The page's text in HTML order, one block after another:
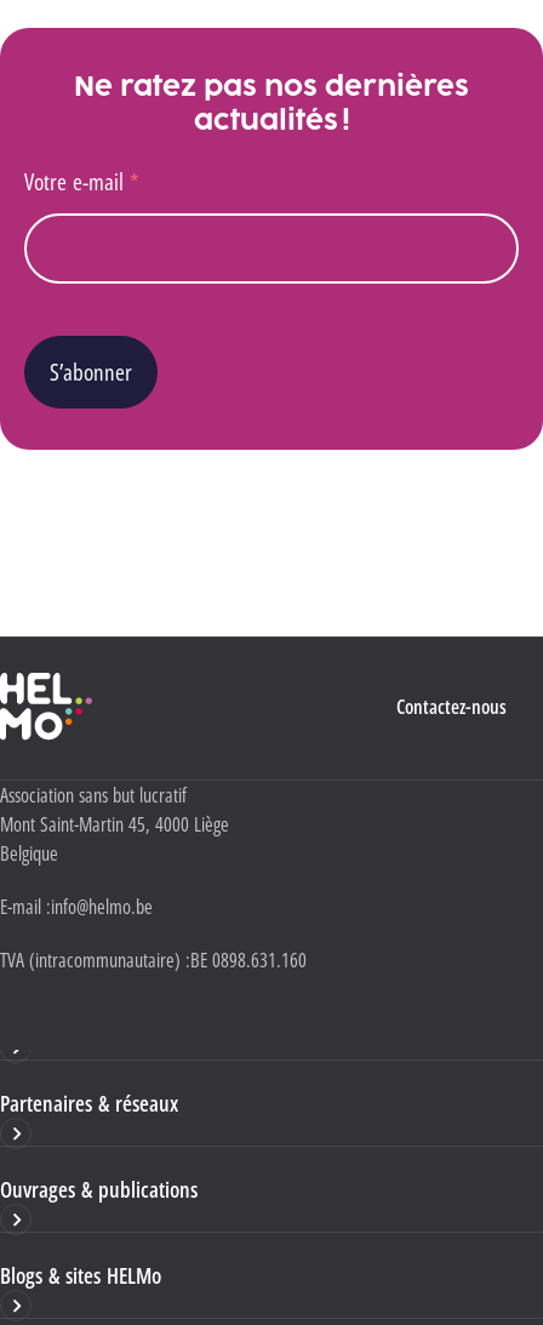
Ne ratez pas nos dernières
actualités !
Votre e-mail *
S’abonner
Haute École Libre Mosane
Contactez-nous
Adresse :
Association sans but lucratif
Mont Saint-Martin 45, 4000 Liège
Belgique
E-mail :info@helmo.be
TVA (intracommunautaire) :BE 0898.631.160
Partenaires & réseaux
Ouvrages & publications
Blogs & sites HELMo